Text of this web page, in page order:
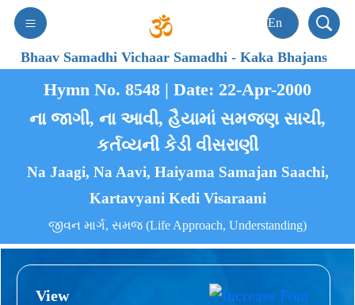
Bhaav Samadhi Vichaar Samadhi-Kaka Bhajans
Hymn No. 8548 | Date: 22-Apr-2000
ના જાગી, ના આવી, હૈયામાં સમજણ સાચી,
કર્તવ્યની કેડી વીસરાણી
Na Jaagi, Na Aavi, Haiyama Samajan Saachi,
Kartavyani Kedi Visaraani
જીવન માર્ગ, સમજ (Life Approach, Understanding)
View